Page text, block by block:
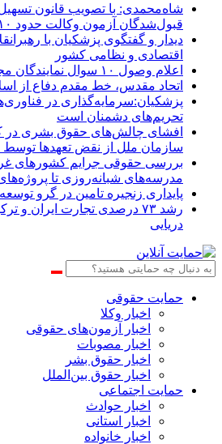
شاه‌محمدی: با تصویب قانون
قبول‌شدگان آزمون وکالت حدود ۱۰ سال بیشتر شده است
دیدار و گفتگوی پزشکیان با
اقتصادی و نظامی کشور
اعلام وصول ۱۰ سوال نمایندگان مجلس از وزرا
اتحاد مقدس، خط مقدم دفاع از
پزشکیان:سرمایه‌گذاری در
تحریم‌های دشمنان است
افشای چالش‌های حقوق بشری در
سازمان ملل از نقض تعهد‌ها توسط
بررسی حقوقی جرایم کشور‌های
مدرسه‌های شبانه‌روزی تا
پایداری زنجیره تامین در گرو
رشد ۷۳ درصدی تجارت ایران و
دریایی
حمایت حقوقی
اخبار وکلا
اخبار آزمون‌های حقوقی
اخبار مصوبات
اخبار حقوق بشر
اخبار حقوق بین‌الملل
حمایت اجتماعی
اخبار حوادث
اخبار استانی
اخبار خانواده